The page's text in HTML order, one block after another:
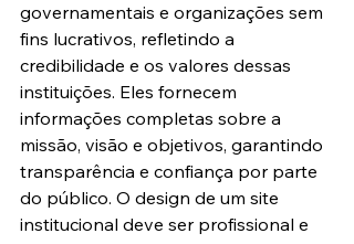
governamentais e organizações sem
fins lucrativos, refletindo a
credibilidade e os valores dessas
instituições. Eles fornecem
informações completas sobre a
missão, visão e objetivos, garantindo
transparência e confiança por parte
do público. O design de um site
institucional deve ser profissional e